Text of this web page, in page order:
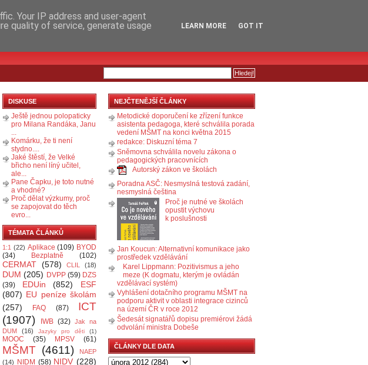
DISKUSE
Ještě jednou polopaticky
pro Milana Randáka, Janu
...
Komárku, že ti není
stydno....
Jaké štěstí, že Velké
břicho není líný učitel,
ale...
Pane Čapku, je toto nutné
a vhodné?
Proč dělat výzkumy, proč
se zapojovat do těch
evro...
TÉMATA ČLÁNKŮ
1:1 (22) Aplikace (109) BYOD
(34)
Bezplatně (102)
CERMAT (578) CLIL (18)
DUM (205) DVPP (59) DZS
(39)
EDUin (852)
ESF
(807) EU peníze školám
(257)
FAQ (87)
ICT
(1907)
IWB (32) Jak na
DUM
(16) Jazyky pro děti (1)
MOOC (35) MPSV (61)
MŠMT (4611)
NAEP
(14)
NIDM (58) NIDV (228)
NEJČTENĚJŠÍ ČLÁNKY
Metodické doporučení ke zřízení funkce
asistenta pedagoga, které schválila porada
vedení MŠMT na konci května 2015
redakce: Diskuzní téma 7
Sněmovna schválila novelu zákona o
pedagogických pracovnících
Autorský zákon ve školách
Poradna ASČ: Nesmyslná testová zadání,
nesmyslná čeština
Proč je nutné ve školách
opustit výchovu
k poslušnosti
Jan Koucun: Alternativní komunikace jako
prostředek vzdělávání
Karel Lippmann: Pozitivismus a jeho
meze (K dogmatu, kterým je ovládán
vzdělávací systém)
Vyhlášení dotačního programu MŠMT na
podporu aktivit v oblasti integrace cizinců
na území ČR v roce 2012
Šedesát signatářů dopisu premiérovi žádá
odvolání ministra Dobeše
ČLÁNKY DLE DATA
Your IP address and user-agent
quality of service, generate usage
LEARN MORE GOT IT